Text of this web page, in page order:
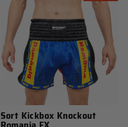
Sort Kickbox Knockout